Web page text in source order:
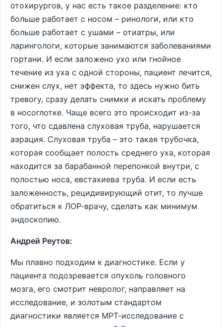
отохирургов, у нас есть такое разделение: кто
больше работает с носом – ринологи, или кто
больше работает с ушами – отиатры, или
ларингологи, которые занимаются заболеваниями
гортани. И если заложено ухо или гнойное
течение из уха с одной стороны, пациент лечится,
снижен слух, нет эффекта, то здесь нужно бить
тревогу, сразу делать снимки и искать проблему
в носоглотке. Чаще всего это происходит из-за
того, что сдавлена слуховая труба, нарушается
аэрация. Слуховая труба – это такая трубочка,
которая сообщает полость среднего уха, которая
находится за барабанной перепонкой внутри, с
полостью носа, евстахиева труба. И если есть
заложенность, рецидивирующий отит, то лучше
обратиться к ЛОР-врачу, сделать как минимум
эндоскопию.
Андрей Реутов:
Мы плавно подходим к диагностике. Если у
пациента подозревается опухоль головного
мозга, его смотрит невролог, направляет на
исследование, и золотым стандартом
диагностики является МРТ-исследование с